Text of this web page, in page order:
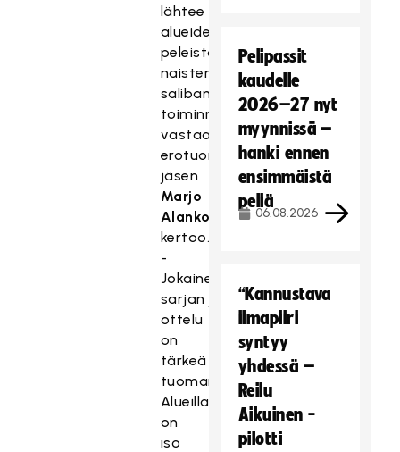
lähtee
alueiden
peleistä,
naisten
salibandyliigaerotuomareiden
toiminnasta
vastaava
erotuomarivaliokunnan
jäsen
Marjo
Alanko
kertoo.
-
Jokainen
sarjan
jokainen
ottelu
on
tärkeä
tuomarin
kehityskaarelle.
Alueilla
on
iso
Pelipassit
kaudelle
2026–27 nyt
myynnissä –
hanki ennen
ensimmäistä
peliä
06.08.2026
“Kannustava
ilmapiiri
syntyy
yhdessä –
Reilu
Aikuinen -
pilotti